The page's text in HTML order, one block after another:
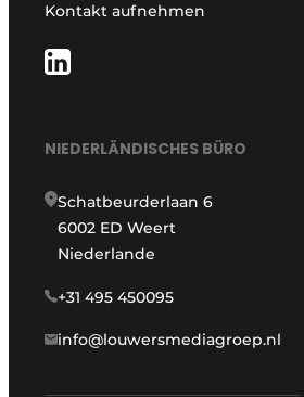
Kontakt aufnehmen
NIEDERLÄNDISCHES BÜRO
Schatbeurderlaan 6
6002 ED Weert
Niederlande
+31 495 450095
info@louwersmediagroep.nl